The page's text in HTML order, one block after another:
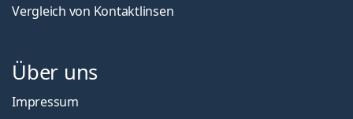
Vergleich von Kontaktlinsen
Über uns
Impressum